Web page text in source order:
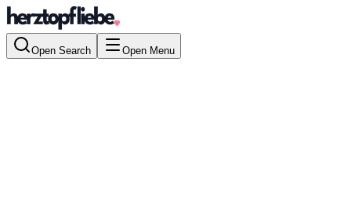
Open Search Open Menu